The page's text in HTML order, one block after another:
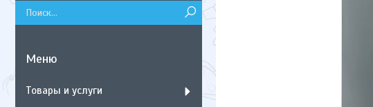
Товары и услуги